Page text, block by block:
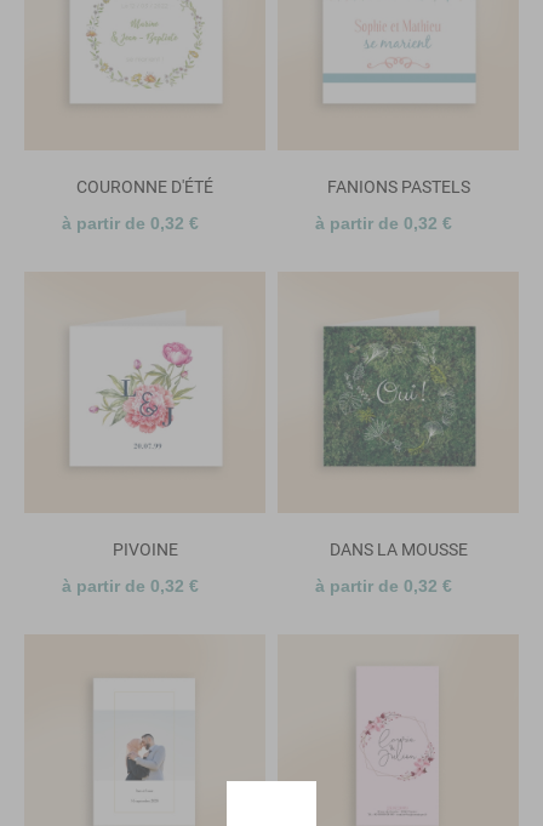
COURONNE D'ÉTÉ
à partir de 0,32 €
FANIONS PASTELS
à partir de 0,32 €
PIVOINE
à partir de 0,32 €
DANS LA MOUSSE
à partir de 0,32 €